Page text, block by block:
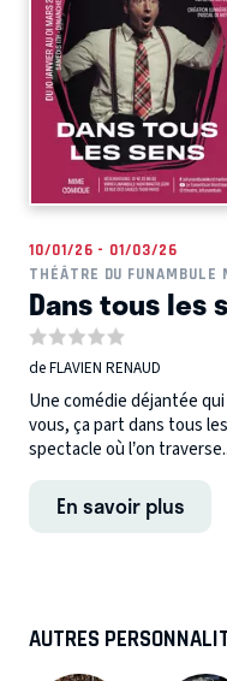
10/01/26 - 01/03/26
THÉÂTRE DU FUNAMBULE
Dans tous les
de FLAVIEN RENAUD
Une comédie déjantée
vous, ça part dans tous
spectacle où l’on
En savoir plus
AUTRES